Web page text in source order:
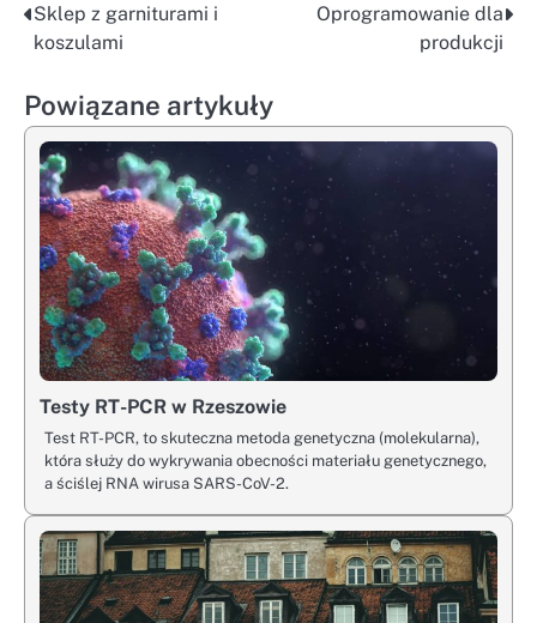
Nawigacja
Sklep z garniturami i
koszulami
Oprogramowanie dla
produkcji
Powiązane artykuły
Testy RT-PCR w Rzeszowie
Test RT-PCR, to skuteczna metoda genetyczna (molekularna),
która służy do wykrywania obecności materiału genetycznego,
a ściślej RNA wirusa SARS-CoV-2.